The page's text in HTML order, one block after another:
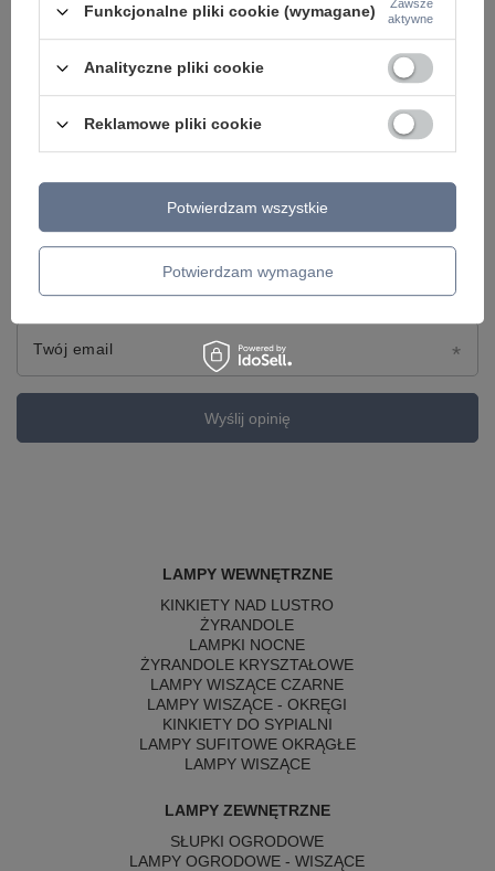
Twój email
Wyślij opinię
LAMPY WEWNĘTRZNE
KINKIETY NAD LUSTRO
ŻYRANDOLE
LAMPKI NOCNE
ŻYRANDOLE KRYSZTAŁOWE
LAMPY WISZĄCE CZARNE
LAMPY WISZĄCE - OKRĘGI
KINKIETY DO SYPIALNI
LAMPY SUFITOWE OKRĄGŁE
LAMPY WISZĄCE
LAMPY ZEWNĘTRZNE
SŁUPKI OGRODOWE
LAMPY OGRODOWE - WISZĄCE
Funkcjonalne pliki cookie (wymagane)
Zawsze
aktywne
Analityczne pliki cookie
Reklamowe pliki cookie
Potwierdzam wymagane
Potwierdzam wszystkie